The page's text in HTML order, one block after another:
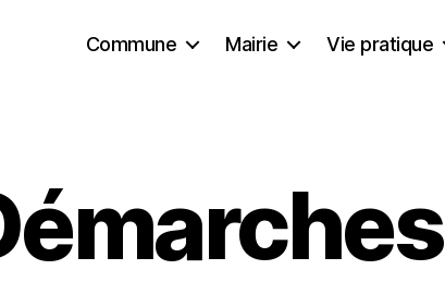
Commune Mairie Vie pratique